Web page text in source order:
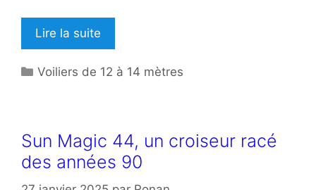
Lire la suite
Catégories
Voiliers de 12 à 14 mètres
Sun Magic 44, un croiseur racé
des années 90